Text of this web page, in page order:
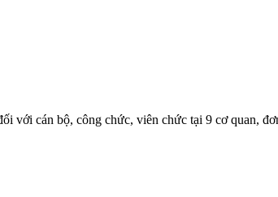
với cán bộ, công chức, viên chức tại 9 cơ quan,